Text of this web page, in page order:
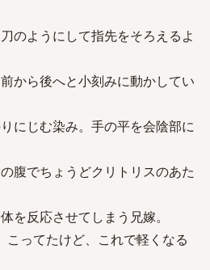
のようにして指先をそろえるよ
から後へと小刻みに動かしてい
にじむ染み。手の平を会陰部に
腹でちょうどクリトリスのあた
を反応させてしまう兄嫁。
こってたけど、これで軽くなる